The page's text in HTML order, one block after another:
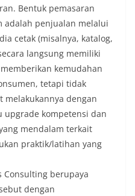
Bentuk pemasaran
adalah penjualan melalui
cetak (misalnya, katalog,
langsung memiliki
kemudahan
tetapi tidak
melakukannya dengan
upgrade kompetensi dan
mendalam terkait
praktik/latihan yang
Consulting berupaya
dengan